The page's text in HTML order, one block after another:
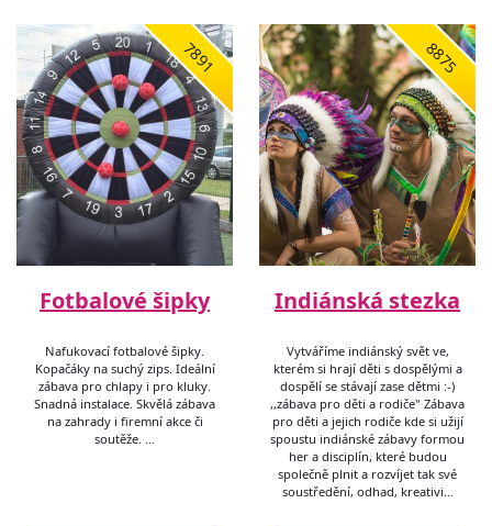
7891
Fotbalové šipky
Nafukovací fotbalové šipky.
Kopačáky na suchý zips. Ideální
zábava pro chlapy i pro kluky.
Snadná instalace. Skvělá zábava
na zahrady i firemní akce či
soutěže. …
8875
Indiánská stezka
Vytváříme indiánský svět ve,
kterém si hrají děti s dospělými a
dospělí se stávají zase dětmi :-)
,,zábava pro děti a rodiče" Zábava
pro děti a jejich rodiče kde si užijí
spoustu indiánské zábavy formou
her a disciplín, které budou
společně plnit a rozvíjet tak své
soustředění, odhad, kreativi…